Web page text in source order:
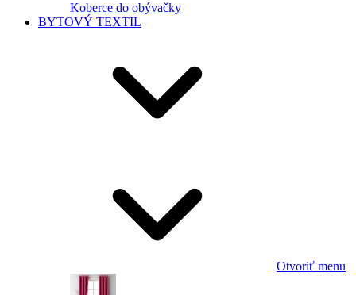
Koberce do obývačky
BYTOVÝ TEXTIL
Otvoriť menu